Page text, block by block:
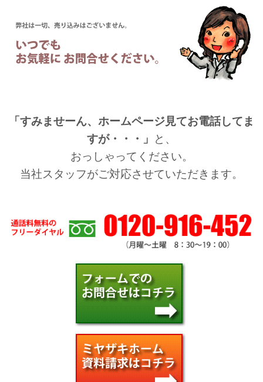
「すみませーん、ホームページ見てお電話してま
すが・・・」
と、
おっしゃってください。
当社スタッフがご対応させていただきます。